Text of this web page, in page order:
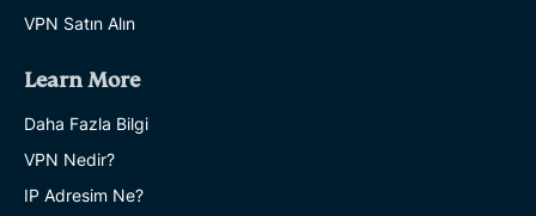
VPN Satın Alın
Learn More
Daha Fazla Bilgi
VPN Nedir?
IP Adresim Ne?